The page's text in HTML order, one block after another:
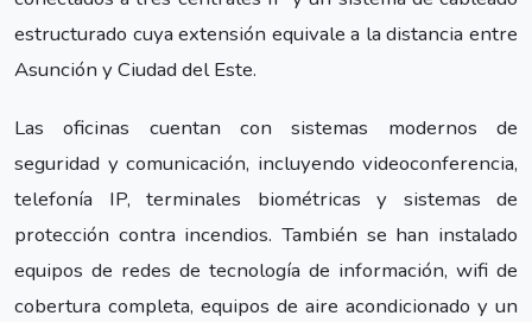
estructurado cuya extensión equivale a la distancia entre
Asunción y Ciudad del Este.
Las oficinas cuentan con sistemas modernos de
seguridad y comunicación, incluyendo videoconferencia,
telefonía IP, terminales biométricas y sistemas de
protección contra incendios. También se han instalado
equipos de redes de tecnología de información, wifi de
cobertura completa, equipos de aire acondicionado y un